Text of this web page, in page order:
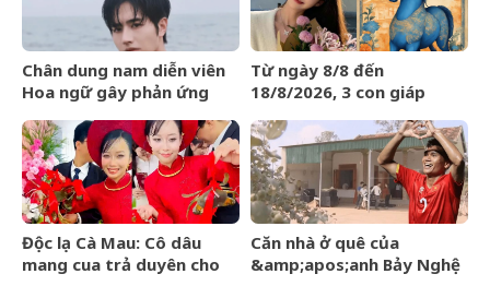
Chân dung nam diễn viên
Hoa ngữ gây phản ứng
Từ ngày 8/8 đến
18/8/2026, 3 con giáp
HIẾM CÓ, tiền bạc tự động
kéo về
Độc lạ Cà Mau: Cô dâu
mang cua trả duyên cho
Căn nhà ở quê của
&amp;apos;anh Bảy Nghệ